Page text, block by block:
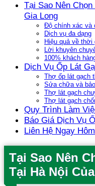
Tại Sao Nên
Gia Long
Độ chính xác và
Dịch vụ đa dạng
Hiệu quả về
Lời khuyên
100% khách
Dịch Vụ Ốp Lát
Thợ ốp lát gạch
Sửa chữa và
Thợ lát gạch
Thợ lát gạch
Quy Trình Làm
Báo Giá Dịch Vụ
Liên Hệ Ngay
Tại Sao Nên
Tại Hà Nội